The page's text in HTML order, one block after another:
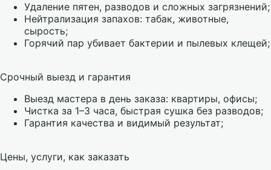
Удаление пятен, разводов и сложных загрязнений;
Нейтрализация запахов: табак, животные,
сырость;
Горячий пар убивает бактерии и пылевых клещей;
Срочный выезд и гарантия
Выезд мастера в день заказа: квартиры, офисы;
Чистка за 1–3 часа, быстрая сушка без разводов;
Гарантия качества и видимый результат;
Цены, услуги, как заказать